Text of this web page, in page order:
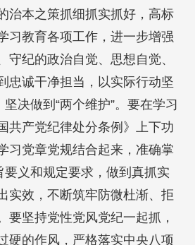
治本之策抓细抓实抓好，高标
习教育各项工作，进一步增强
守纪的政治自觉、思想自觉、
忠诚干净担当，以实际行动坚
坚决做到“两个维护”。要在学习
共产党纪律处分条例》上下功
习党章党规结合起来，准确掌
要义和规定要求，做到真抓实
实效，不断筑牢防微杜渐、拒
要坚持党性党风党纪一起抓，
硬的作风，严格落实中央八项